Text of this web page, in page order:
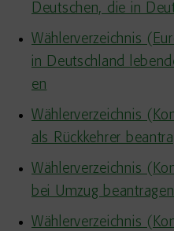
Deutschen, die in
Wählerverzeichnis
in Deutschland
en
Wählerverzeichnis
als Rückkehrer
Wählerverzeichnis
bei Umzug beantragen
Wählerverzeichnis